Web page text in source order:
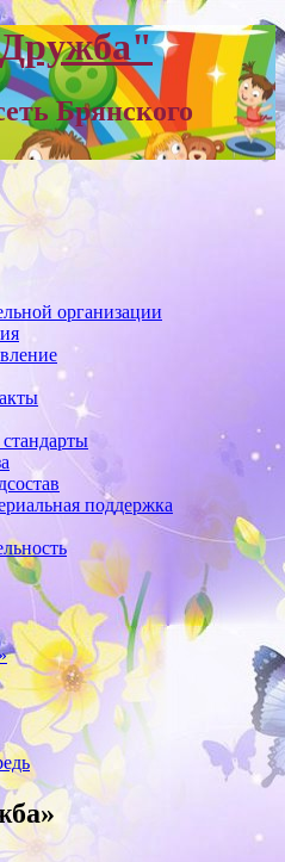
Брянского
организации
поддержка